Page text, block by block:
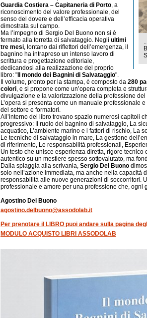
Guardia Costiera – Capitaneria di Porto, a
riconoscimento del valore professionale, del
senso del dovere e dell’efficacia operativa
dimostrata sul campo.
Ma l’impegno di Sergio Del Buono non si è
fermato alla torretta di salvataggio. Negli ultimi
tre mesi, lontano dai riflettori dell’emergenza, il
bagnino ha intrapreso un intenso lavoro di
scrittura e progettazione editoriale,
dedicandosi alla realizzazione del proprio
libro: " Il mondo dei Bagnini di Salvataggio".
Il volume, pronto per la stampa, è composto da 280
colori, e si propone come un’opera completa e
divulgazione e la valorizzazione della professione
L’opera si presenta come un manuale professionale
del settore e formatori.
All’interno del libro trovano spazio numerosi capitoli
progressivo: Il ruolo del bagnino di salvataggio, La
acquatico, L’ambiente marino e i fattori di rischio, La
Le tecniche di salvataggio in mare, La gestione
di riferimento, Le responsabilità professionali,
Un testo che unisce esperienza diretta, rigore
autentico su un mestiere spesso sottovalutato, ma
Dalla spiaggia alla scrivania, Sergio Del Buono
solo nell’azione immediata, ma anche nella capacità
responsabilità alle nuove generazioni di soccorritori.
professionale e amore per una professione che, ogni
Agostino Del Buono
agostino.delbuono@assodolab.it
Per prenotare il LIBRO puoi andare sulla pagina
MODULO ACQUISTO LIBRI ASSODOLAB